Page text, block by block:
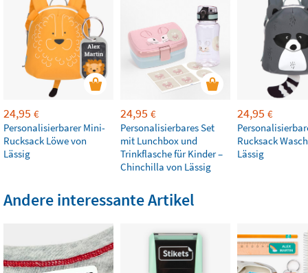
24,95 €
Personalisierbarer Mini-
Rucksack Löwe von
Lässig
24,95 €
Personalisierbares Set
mit Lunchbox und
Trinkflasche für Kinder –
Chinchilla von Lässig
24,95 €
Rucksack
Lässig
Andere interessante Artikel